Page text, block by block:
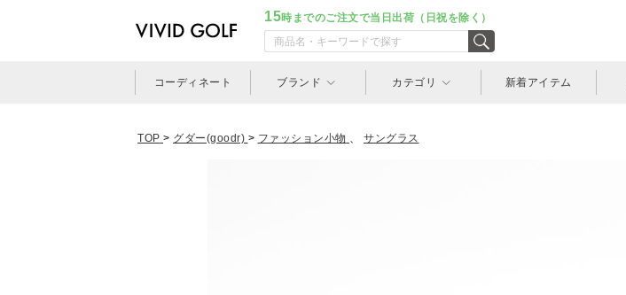
15時までのご注文で当日出荷（日祝を除く）
コーディネート ブランド カテゴリ 新着アイテム
TOP > グダー(goodr) > ファッション小物 、 サングラス